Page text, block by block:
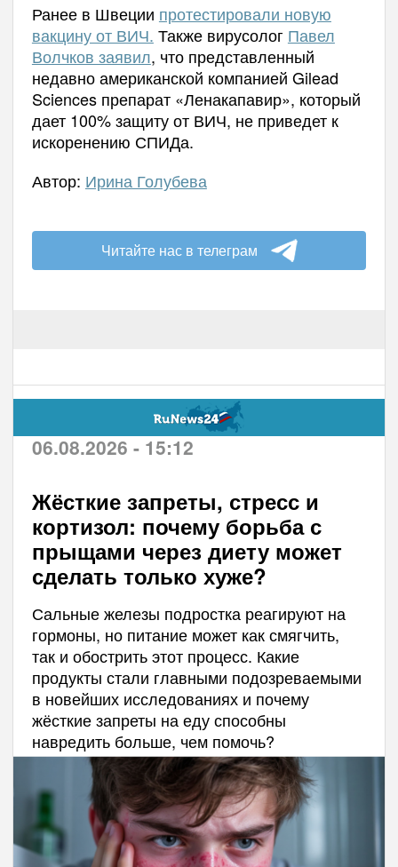
Ранее в Швеции протестировали новую
вакцину от ВИЧ. Также вирусолог Павел
Волчков заявил, что представленный
недавно американской компанией Gilead
Sciences препарат «Ленакапавир», который
дает 100% защиту от ВИЧ, не приведет к
искоренению СПИДа.
Автор: Ирина Голубева
Читайте нас в телеграм
06.08.2026 - 15:12
Жёсткие запреты, стресс и
кортизол: почему борьба с
прыщами через диету может
сделать только хуже?
Сальные железы подростка реагируют на
гормоны, но питание может как смягчить,
так и обострить этот процесс. Какие
продукты стали главными подозреваемыми
в новейших исследованиях и почему
жёсткие запреты на еду способны
навредить больше, чем помочь?